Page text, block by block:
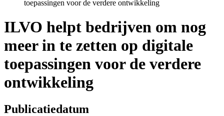
toepassingen voor de verdere ontwikkeling
ILVO helpt bedrijven om nog
meer in te zetten op digitale
toepassingen voor de verdere
ontwikkeling
Publicatiedatum